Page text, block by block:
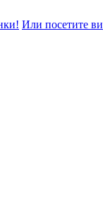
Или посетите